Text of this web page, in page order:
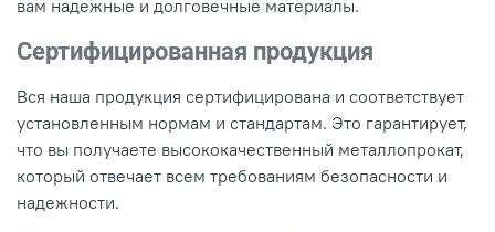
вам надежные и долговечные материалы.
Сертифицированная продукция
Вся наша продукция сертифицирована и соответствует
установленным нормам и стандартам. Это гарантирует,
что вы получаете высококачественный металлопрокат,
который отвечает всем требованиям безопасности и
надежности.